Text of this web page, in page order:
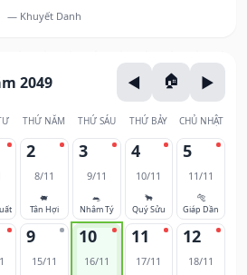
— Khuyết Danh
2049
THỨ NĂM THỨ SÁU THỨ BẢY CHỦ NHẬT
2
8/11
🐖
Tân Hợi
3
9/11
🐀
Nhâm Tý
4
10/11
🐂
Quý Sửu
5
11/11
🐅
Giáp Dần
9
15/11
10
16/11
11
17/11
12
18/11